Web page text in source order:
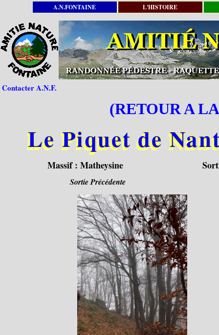
A.N.FONTAINE L'HISTOIRE
Contacter A.N.F.
(RETOUR A
Le Piquet de
Massif :Matheysine
Sortie Précédente